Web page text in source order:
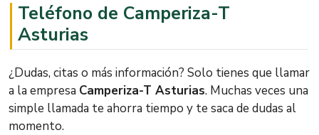
Teléfono de Camperiza-T
Asturias
¿Dudas, citas o más información? Solo tienes que llamar
a la empresa Camperiza-T Asturias. Muchas veces una
simple llamada te ahorra tiempo y te saca de dudas al
momento.